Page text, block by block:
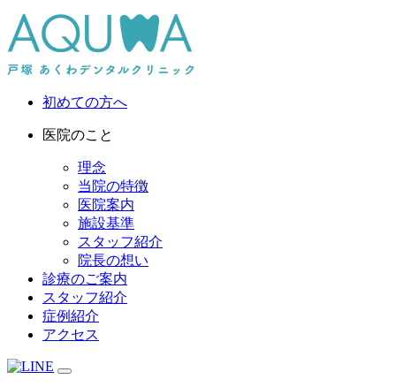
初めての方へ
医院のこと
理念
当院の特徴
医院案内
施設基準
スタッフ紹介
院長の想い
診療のご案内
スタッフ紹介
症例紹介
アクセス